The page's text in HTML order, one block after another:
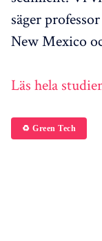
säger
New Mexico
Läs hela
♻️ Green Tech